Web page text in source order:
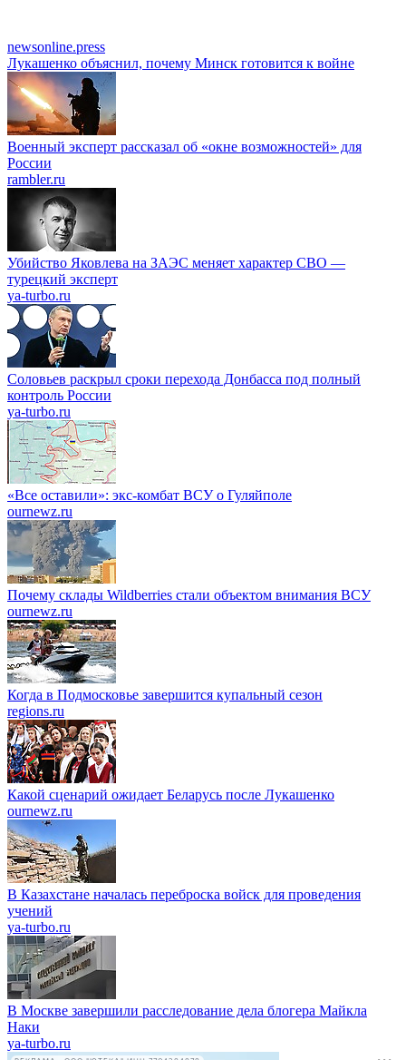
newsonline.press
Лукашенко объяснил, почему Минск готовится к войне
Военный эксперт рассказал об «окне возможностей» для
России
rambler.ru
Убийство Яковлева на ЗАЭС меняет характер СВО —
турецкий эксперт
ya-turbo.ru
Соловьев раскрыл сроки перехода Донбасса под полный
контроль России
ya-turbo.ru
«Все оставили»: экс-комбат ВСУ о Гуляйполе
ournewz.ru
Почему склады Wildberries стали объектом внимания ВСУ
ournewz.ru
Когда в Подмосковье завершится купальный сезон
regions.ru
Какой сценарий ожидает Беларусь после Лукашенко
ournewz.ru
В Казахстане началась переброска войск для проведения
учений
ya-turbo.ru
В Москве завершили расследование дела блогера Майкла
Наки
ya-turbo.ru